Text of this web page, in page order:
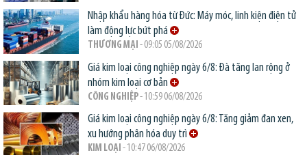
Nhập khẩu hàng hóa từ Đức: Máy móc, linh kiện điện tử
làm động lực bứt phá
THƯƠNG MẠI - 09:05 05/08/2026
Giá kim loại công nghiệp ngày 6/8: Đà tăng lan rộng ở
nhóm kim loại cơ bản
CÔNG NGHIỆP- 10:59 06/08/2026
Giá kim loại công nghiệp ngày 6/8: Tăng giảm đan xen,
xu hướng phân hóa duy trì
KIM LOẠI - 10:47 06/08/2026